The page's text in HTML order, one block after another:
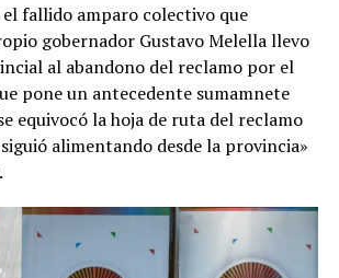
el fallido amparo colectivo que
gobernador Gustavo Melella llevo
al abandono del reclamo por el
pone un antecedente sumamnete
equivocó la hoja de ruta del reclamo
alimentando desde la provincia»